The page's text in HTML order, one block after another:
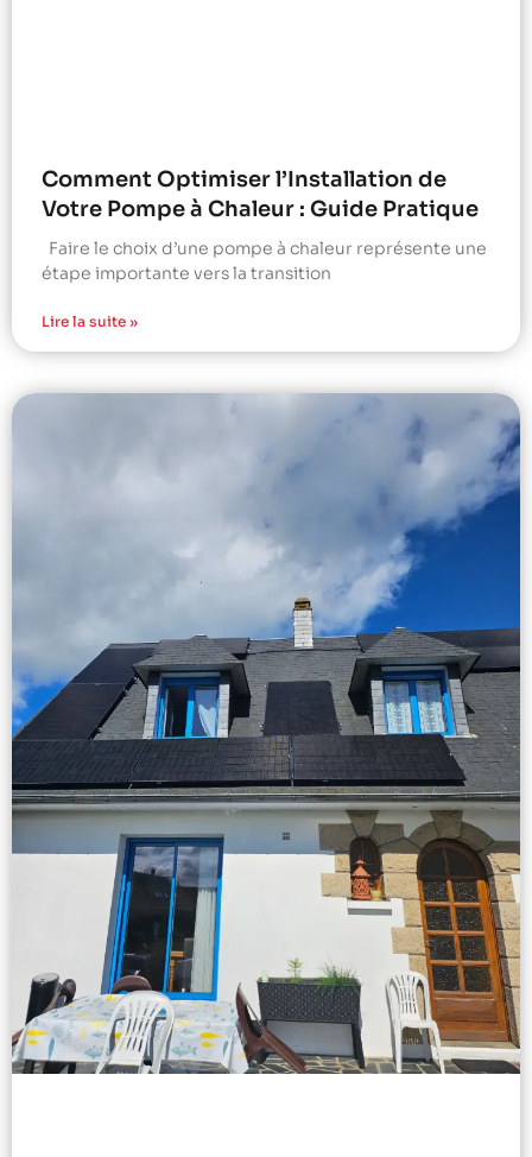
Comment Optimiser l’Installation de
Votre Pompe à Chaleur : Guide Pratique
Faire le choix d’une pompe à chaleur représente une
étape importante vers la transition
Lire la suite »